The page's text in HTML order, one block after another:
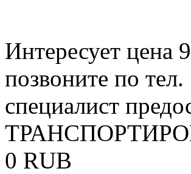
Интересует цена
позвоните по
специалист
0 RUB